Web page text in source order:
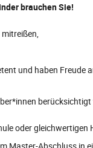
brauchen Sie!
und haben Freude
oder